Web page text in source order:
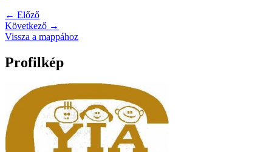
← Előző
Következő →
Vissza a mappához
Profilkép